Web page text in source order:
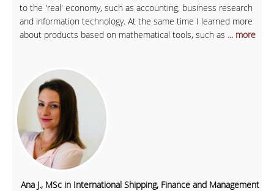
to the 'real' economy, such as accounting, business research
and information technology. At the same time I learned more
about products based on mathematical tools, such as ... more
Ana J., MSc in International Shipping, Finance and Management